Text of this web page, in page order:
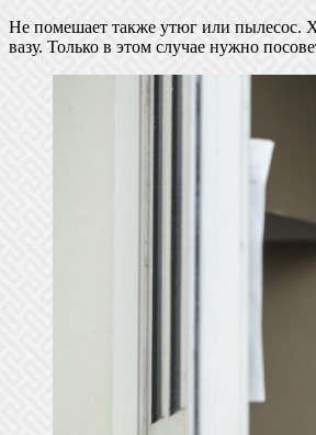
Не помешает также утюг или пылесос.
вазу. Только в этом случае нужно